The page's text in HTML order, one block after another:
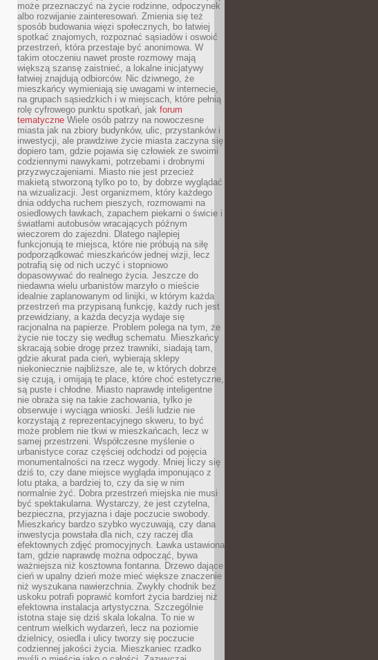
może przeznaczyć na życie rodzinne, odpoczynek
albo rozwijanie zainteresowań. Zmienia się też
sposób budowania więzi społecznych, bo łatwiej
spotkać znajomych, rozpoznać sąsiadów i oswoić
przestrzeń, która przestaje być anonimowa. W
takim otoczeniu nawet proste rozmowy mają
większą szansę zaistnieć, a lokalne inicjatywy
łatwiej znajdują odbiorców. Nic dziwnego, że
mieszkańcy wymieniają się uwagami w internecie,
na grupach sąsiedzkich i w miejscach, które pełnią
rolę cyfrowego punktu spotkań, jak forum
tematyczne Wiele osób patrzy na nowoczesne
miasta jak na zbiory budynków, ulic, przystanków i
inwestycji, ale prawdziwe życie miasta zaczyna się
dopiero tam, gdzie pojawia się człowiek ze swoimi
codziennymi nawykami, potrzebami i drobnymi
przyzwyczajeniami. Miasto nie jest przecież
makietą stworzoną tylko po to, by dobrze wyglądać
na wizualizacji. Jest organizmem, który każdego
dnia oddycha ruchem pieszych, rozmowami na
osiedlowych ławkach, zapachem piekarni o świcie i
światłami autobusów wracających późnym
wieczorem do zajezdni. Dlatego najlepiej
funkcjonują te miejsca, które nie próbują na siłę
podporządkować mieszkańców jednej wizji, lecz
potrafią się od nich uczyć i stopniowo
dopasowywać do realnego życia. Jeszcze do
niedawna wielu urbanistów marzyło o mieście
idealnie zaplanowanym od linijki, w którym każda
przestrzeń ma przypisaną funkcję, każdy ruch jest
przewidziany, a każda decyzja wydaje się
racjonalna na papierze. Problem polega na tym, że
życie nie toczy się według schematu. Mieszkańcy
skracają sobie drogę przez trawniki, siadają tam,
gdzie akurat pada cień, wybierają sklepy
niekoniecznie najbliższe, ale te, w których dobrze
się czują, i omijają te place, które choć estetyczne,
są puste i chłodne. Miasto naprawdę inteligentne
nie obraża się na takie zachowania, tylko je
obserwuje i wyciąga wnioski. Jeśli ludzie nie
korzystają z reprezentacyjnego skweru, to być
może problem nie tkwi w mieszkańcach, lecz w
samej przestrzeni. Współczesne myślenie o
urbanistyce coraz częściej odchodzi od pojęcia
monumentalności na rzecz wygody. Mniej liczy się
dziś to, czy dane miejsce wygląda imponująco z
lotu ptaka, a bardziej to, czy da się w nim
normalnie żyć. Dobra przestrzeń miejska nie musi
być spektakularna. Wystarczy, że jest czytelna,
bezpieczna, przyjazna i daje poczucie swobody.
Mieszkańcy bardzo szybko wyczuwają, czy dana
inwestycja powstała dla nich, czy raczej dla
efektownych zdjęć promocyjnych. Ławka ustawiona
tam, gdzie naprawdę można odpocząć, bywa
ważniejsza niż kosztowna fontanna. Drzewo dające
cień w upalny dzień może mieć większe znaczenie
niż wyszukana nawierzchnia. Zwykły chodnik bez
uskoku potrafi poprawić komfort życia bardziej niż
efektowna instalacja artystyczna. Szczególnie
istotna staje się dziś skala lokalna. To nie w
centrum wielkich wydarzeń, lecz na poziomie
dzielnicy, osiedla i ulicy tworzy się poczucie
codziennej jakości życia. Mieszkaniec rzadko